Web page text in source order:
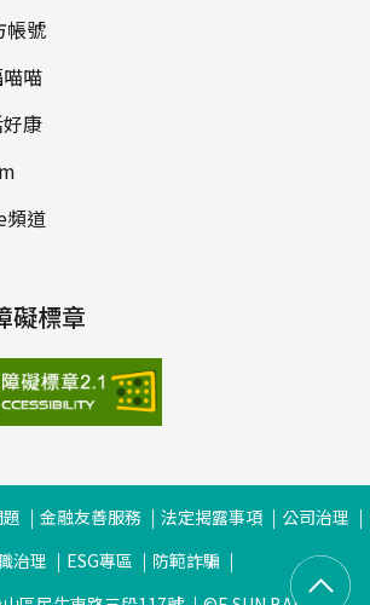
帳號
喵
康
頻道
礙標章
金融友善服務 法定揭露事項
公司治理
治理
ESG專區
防範詐騙